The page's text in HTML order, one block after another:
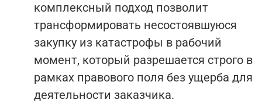
комплексный подход позволит
трансформировать несостоявшуюся
закупку из катастрофы в рабочий
момент, который разрешается строго в
рамках правового поля без ущерба для
деятельности заказчика.